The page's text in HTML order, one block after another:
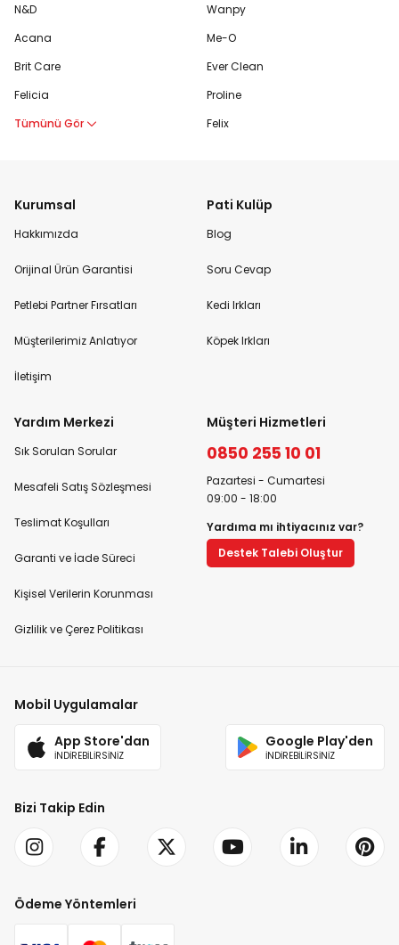
N&D
Acana
Brit Care
Felicia
Tümünü Gör
Wanpy
Me-O
Ever Clean
Proline
Felix
Kurumsal
Hakkımızda
Orijinal Ürün Garantisi
Petlebi Partner Fırsatları
Müşterilerimiz Anlatıyor
İletişim
Pati Kulüp
Blog
Soru Cevap
Kedi Irkları
Köpek Irkları
Yardım Merkezi
Sık Sorulan Sorular
Mesafeli Satış Sözleşmesi
Teslimat Koşulları
Garanti ve İade Süreci
Kişisel Verilerin Korunması
Gizlilik ve Çerez Politikası
Müşteri Hizmetleri
0850 255 10 01
Pazartesi - Cumartesi
09:00 - 18:00
Yardıma mı ihtiyacınız var?
Destek Talebi Oluştur
Mobil Uygulamalar
App Store'dan
İNDİREBİLİRSİNİZ
Google Play'den
İNDİREBİLİRSİNİZ
Bizi Takip Edin
Ödeme Yöntemleri